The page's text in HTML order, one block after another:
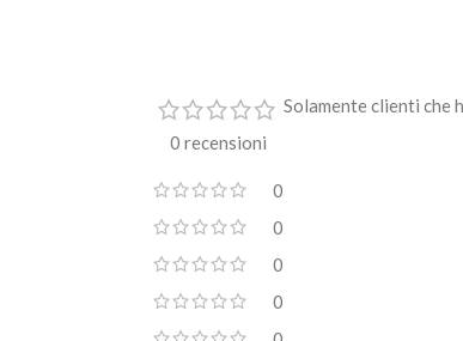
0 recensioni
0
0
0
0
Solamente clienti che